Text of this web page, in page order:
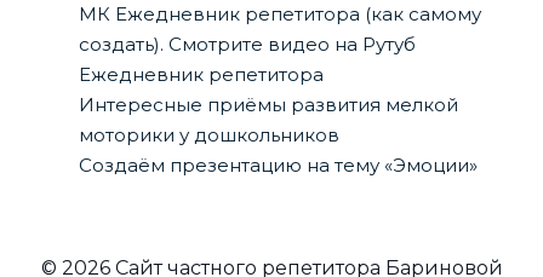
МК Ежедневник репетитора (как самому
создать). Смотрите видео на Рутуб
Ежедневник репетитора
Интересные приёмы развития мелкой
моторики у дошкольников
Создаём презентацию на тему «Эмоции»
© 2026 Сайт частного репетитора Бариновой